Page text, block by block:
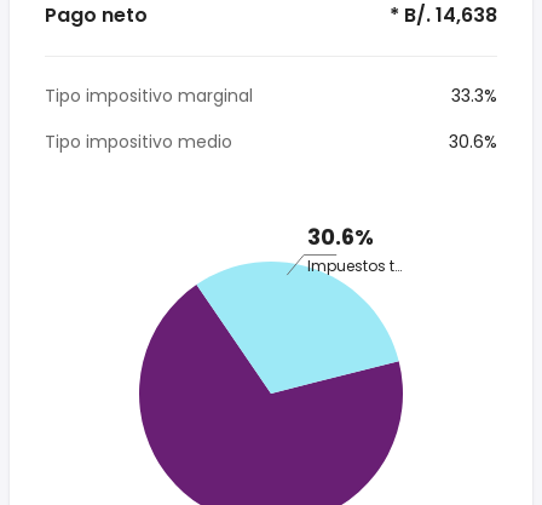
Pago neto * B/. 14,638
Tipo impositivo marginal
33.3%
Tipo impositivo medio
30.6%
30.6%
Impuestos totales